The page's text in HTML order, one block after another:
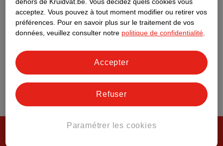
acceptez. Vous pouvez à tout moment modifier ou retirer vos
préférences. Pour en savoir plus sur le traitement de vos
données, veuillez consulter notre politique de confidentialité
Paramétrer les cookies
Refuser
Accepter